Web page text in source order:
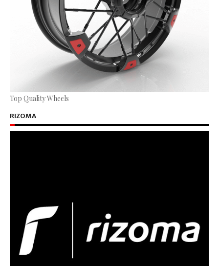
Top Quality Wheels
RIZOMA